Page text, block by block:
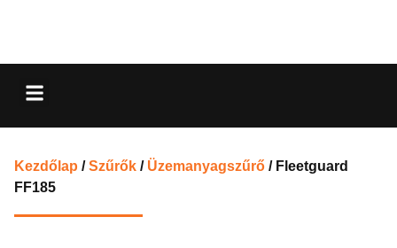
Kezdőlap /Szűrők / Üzemanyagszűrő / Fleetguard
FF185